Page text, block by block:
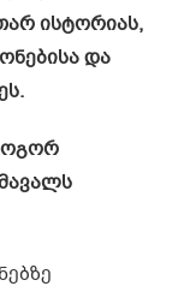
ისტორიას,
და